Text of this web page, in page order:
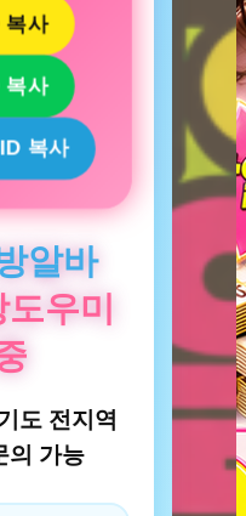
복사
복사
복사
알바
우미
도 전지역
의 가능